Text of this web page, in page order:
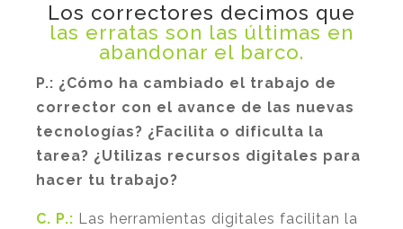
Los correctores decimos que
las erratas son las últimas en
abandonar el barco.
P.: ¿Cómo ha cambiado el trabajo de
corrector con el avance de las nuevas
tecnologías? ¿Facilita o dificulta la
tarea? ¿Utilizas recursos digitales para
hacer tu trabajo?
C. P.: Las herramientas digitales facilitan la